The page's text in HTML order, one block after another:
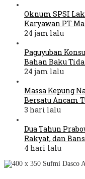
Oknum SPSI
Karyawan PT
24 jam lalu
Paguyuban
Bahan Baku
24 jam lalu
Massa Kepung
Bersatu Ancam
3 hari lalu
Dua Tahun
Rakyat, dan
4 hari lalu